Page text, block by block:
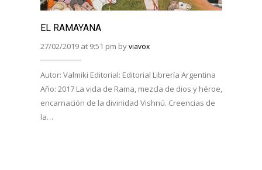
EL RAMAYANA
27/02/2019 at 9:51 pm byviavox
Autor: Valmiki Editorial: Editorial Librería Argentina
Año: 2017 La vida de Rama, mezcla de dios y héroe,
encarnación de la divinidad Vishnú. Creencias de
la…